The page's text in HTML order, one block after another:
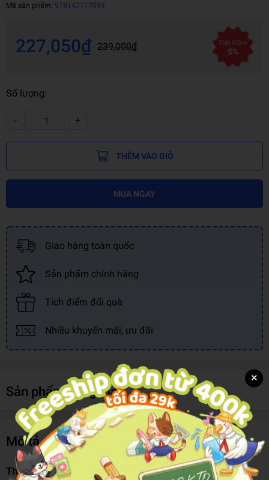
Mã sản phẩm: 978147117099
227,050₫ 239,000₫ Tiết kiệm
5%
Số lượng:
- +
THÊM VÀO GIỎ
MUA NGAY
Giao hàng toàn quốc
Sản phẩm chính hãng
Tích điểm đổi quà
Nhiều khuyến mãi, ưu đãi
Sản phẩm cùng loại
Mô tả sản phẩm
The Future of Us
×